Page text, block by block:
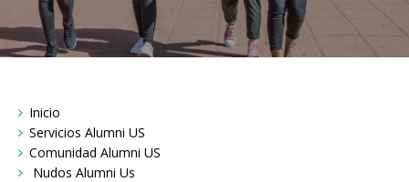
Breadcrumbs
You
are
here:
Inicio
Servicios Alumni US
Comunidad Alumni US
Nudos Alumni Us